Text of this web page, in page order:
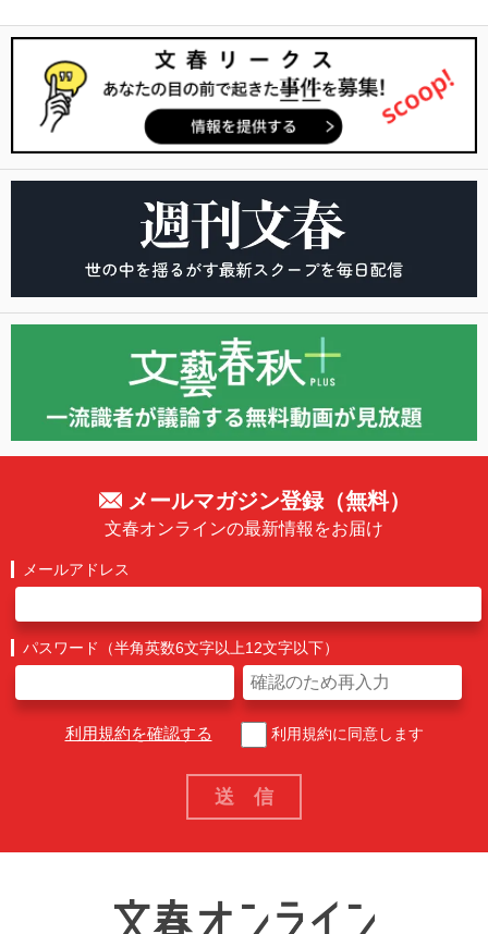
メールマガジン登録（無料）
文春オンラインの最新情報をお届け
メールアドレス
パスワード（半角英数6文字以上12文字以下）
利用規約を確認する 利用規約に同意します